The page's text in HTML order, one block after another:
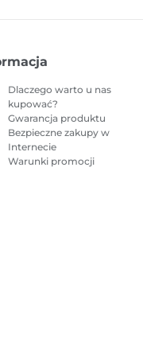
Dlaczego warto u nas
kupować?
Gwarancja produktu
Bezpieczne zakupy w
Internecie
Warunki promocji